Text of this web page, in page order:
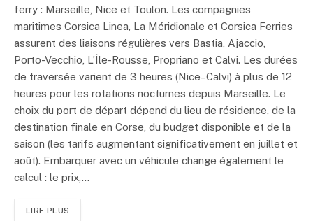
ferry : Marseille, Nice et Toulon. Les compagnies
maritimes Corsica Linea, La Méridionale et Corsica Ferries
assurent des liaisons régulières vers Bastia, Ajaccio,
Porto-Vecchio, L’Île-Rousse, Propriano et Calvi. Les durées
de traversée varient de 3 heures (Nice–Calvi) à plus de 12
heures pour les rotations nocturnes depuis Marseille. Le
choix du port de départ dépend du lieu de résidence, de la
destination finale en Corse, du budget disponible et de la
saison (les tarifs augmentant significativement en juillet et
août). Embarquer avec un véhicule change également le
calcul : le prix,…
LIRE PLUS